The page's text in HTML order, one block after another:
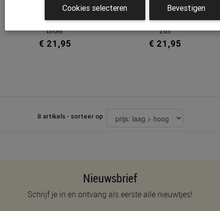
T-Shirt MINIMOU Grote
Broer
€ 21,95
T-Shirt MINIMOU Grote
Zus
€ 21,95
8 artikels - sorteer op
Nieuwsbrief
Schrijf je in en ontvang als eerste alle nieuwtjes!
Cookies selecteren Bevestigen